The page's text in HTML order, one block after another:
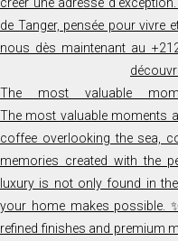
The most valuable